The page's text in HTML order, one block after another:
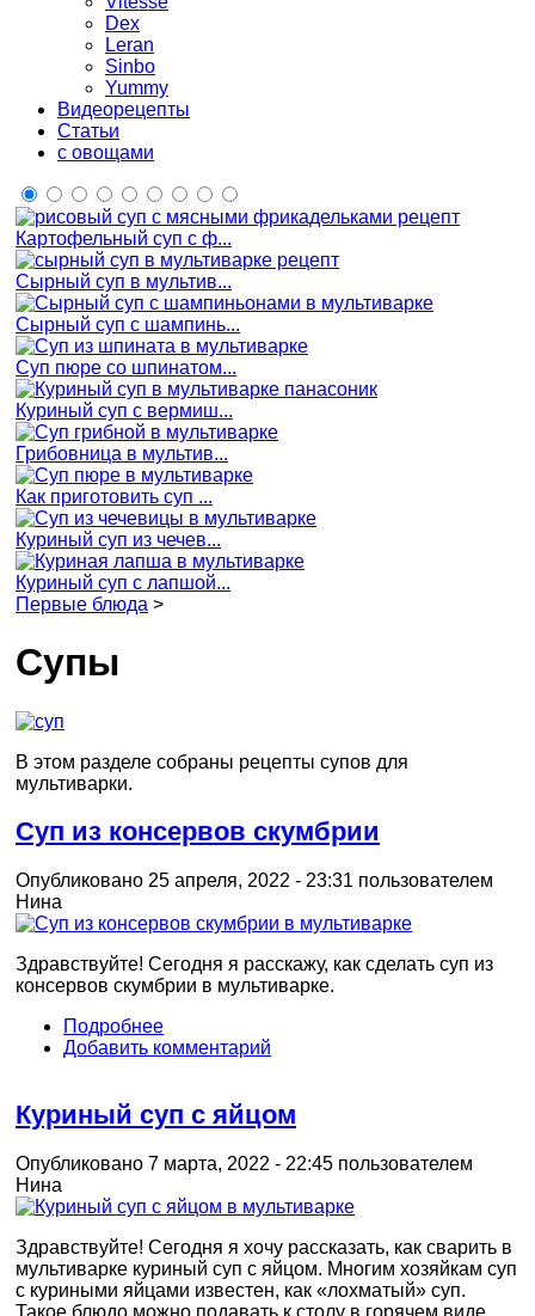
Dex
Leran
Sinbo
Yummy
Видеорецепты
Статьи
с овощами
Картофельный суп с ф...
Сырный суп в мультив...
Сырный суп с шампинь...
Суп пюре со шпинатом...
Куриный суп с вермиш...
Грибовница в мультив...
Как приготовить суп ...
Куриный суп из чечев...
Куриный суп с лапшой...
Первые блюда >
Супы
В этом разделе собраны рецепты супов для
мультиварки.
Суп из консервов скумбрии
Опубликовано 25 апреля, 2022 - 23:31 пользователем
Нина
Здравствуйте! Сегодня я расскажу, как сделать суп из
консервов скумбрии в мультиварке.
Подробнее
Добавить комментарий
Куриный суп с яйцом
Опубликовано 7 марта, 2022 - 22:45 пользователем
Нина
Здравствуйте! Сегодня я хочу рассказать, как сварить в
мультиварке куриный суп с яйцом. Многим хозяйкам суп
с куриными яйцами известен, как «лохматый» суп.
Такое блюдо можно подавать к столу в горячем виде,